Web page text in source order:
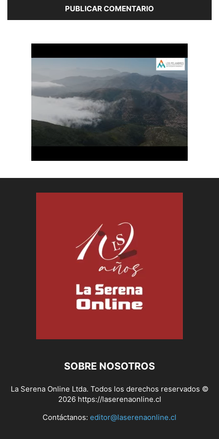
SOBRE NOSOTROS
La Serena Online Ltda. Todos los derechos reservados ©
2026 https://laserenaonline.cl
Contáctanos: editor@laserenaonline.cl